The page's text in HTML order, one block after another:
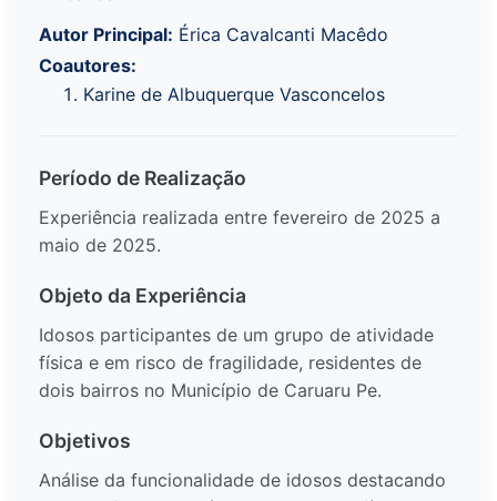
Autor Principal: Érica Cavalcanti Macêdo
Coautores:
Karine de Albuquerque Vasconcelos
Período de Realização
Experiência realizada entre fevereiro de 2025 a
maio de 2025.
Objeto da Experiência
Idosos participantes de um grupo de atividade
física e em risco de fragilidade, residentes de
dois bairros no Município de Caruaru Pe.
Objetivos
Análise da funcionalidade de idosos destacando